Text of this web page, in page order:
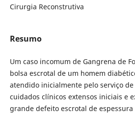
Cirurgia Reconstrutiva
Resumo
Um caso incomum de Gangrena de
bolsa escrotal de um homem
atendido inicialmente pelo serviço
cuidados clínicos extensos iniciais e
grande defeito escrotal de